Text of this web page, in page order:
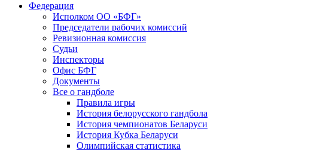
Федерация
Исполком ОО «БФГ»
Председатели рабочих комиссий
Ревизионная комиссия
Судьи
Инспекторы
Офис БФГ
Документы
Все о гандболе
Правила игры
История белорусского гандбола
История чемпионатов Беларуси
История Кубка Беларуси
Олимпийская статистика